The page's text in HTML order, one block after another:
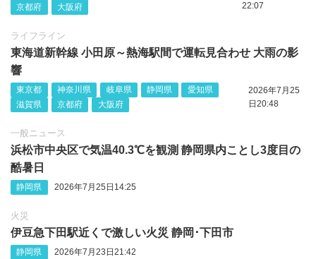
京都府
大阪府
22:07
ライフライン
東海道新幹線 小田原～熱海駅間で運転見合わせ 大雨の影
響
東京都 神奈川県 岐阜県 静岡県
愛知県
滋賀県
京都府 大阪府
2026年7月25
日20:48
一般ニュース
浜松市中央区で気温40.3℃を観測 静岡県内ことし3度目の
酷暑日
静岡県 2026年7月25日14:25
火災
伊豆急下田駅近くで激しい火災 静岡‪･‬下田市
静岡県 2026年7月23日21:42